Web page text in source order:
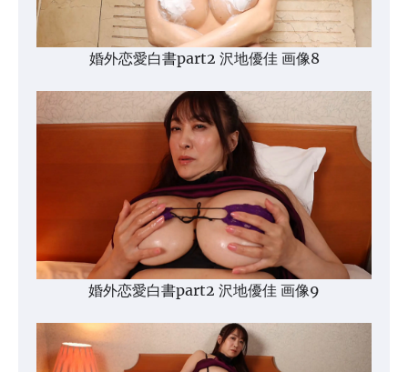
婚外恋愛白書part2 沢地優佳 画像8
婚外恋愛白書part2 沢地優佳 画像9